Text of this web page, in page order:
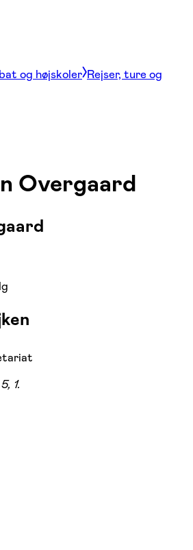
og højskoler Rejser, ture og
Overgaard
1.